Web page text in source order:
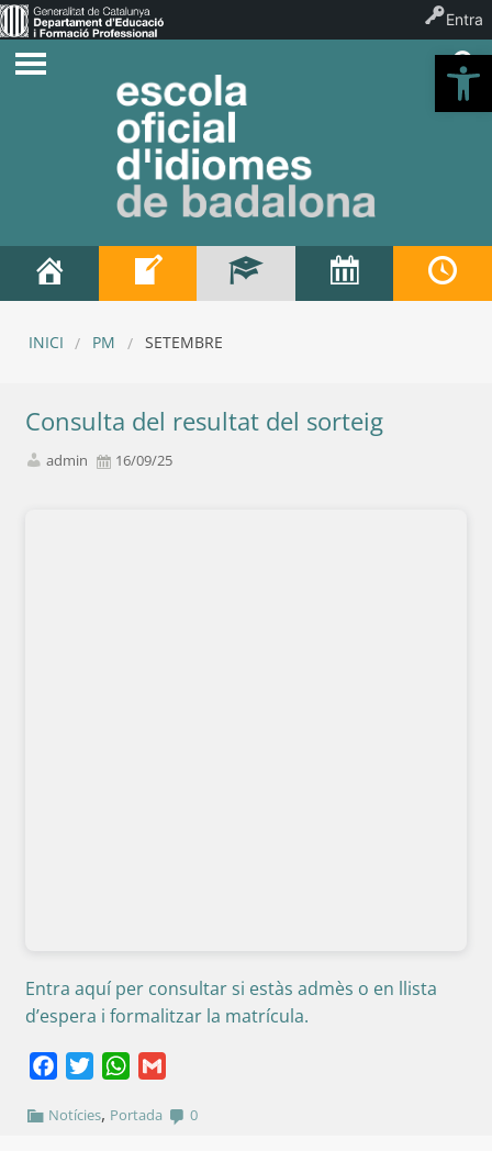
INICI PM SETEMBRE
Consulta del resultat del sorteig
admin 16/09/25
Entra aquí per consultar si estàs admès o en llista
d’espera i formalitzar la matrícula.
FacebookTwitterWhatsApp
Notícies, Portada 0
Entra